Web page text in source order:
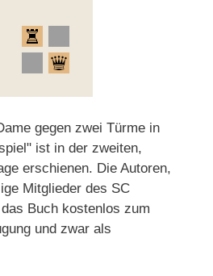
gegen zwei Türme in
ist in der zweiten,
erschienen. Die Autoren,
Mitglieder des SC
Buch kostenlos zum
und zwar als